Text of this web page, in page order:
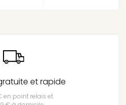
et rapide
en point relais et